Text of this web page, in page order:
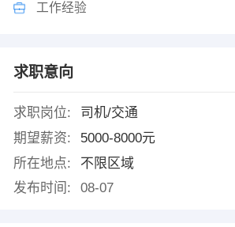
工作经验
求职意向
求职岗位:
司机/交通
期望薪资:
5000-8000元
所在地点:
不限区域
发布时间:
08-07